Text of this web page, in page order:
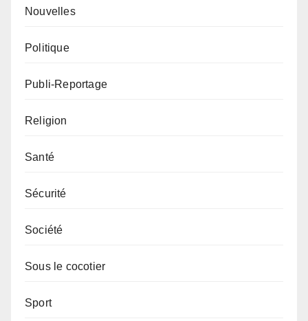
Nouvelles
Politique
Publi-Reportage
Religion
Santé
Sécurité
Société
Sous le cocotier
Sport